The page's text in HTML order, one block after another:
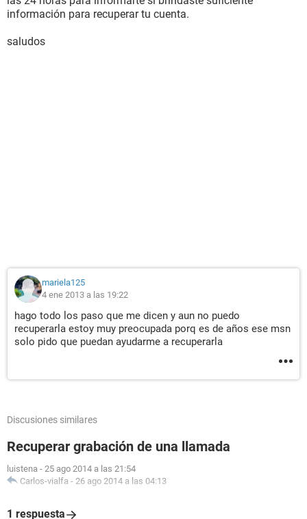
información para recuperar tu cuenta.
saludos
mariela125
4 ene 2013 a las 19:22
hago todo los paso que me dicen y aun no puedo
recuperarla estoy muy preocupada porq es de años ese msn
solo pido que puedan ayudarme a recuperarla
Discusiones similares
Recuperar grabación de una llamada
luistena - 25 ago 2014 a las 21:54
Carlos-vialfa - 26 ago 2014 a las 04:13
1 respuesta